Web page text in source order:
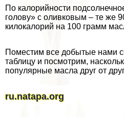
По калорийности
голову» с оливковым – те же
килокалорий на 100 грамм
Поместим все добытые нами
таблицу и посмотрим,
популярные масла друг от
ru.natapa.org